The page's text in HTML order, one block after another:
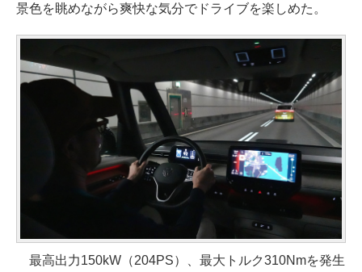
景色を眺めながら爽快な気分でドライブを楽しめた。
最高出力150kW（204PS）、最大トルク310Nmを発生